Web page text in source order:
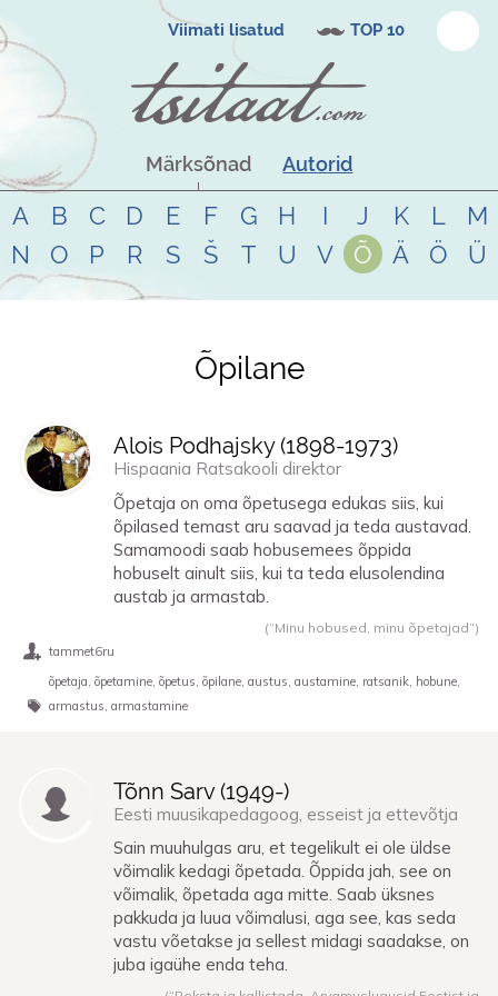
Viimati lisatud TOP 10
Märksõnad Autorid
A B C D E F G H I J K L
M
N
O P R S Š T U V Õ Ä Ö Ü
Tsitaadid teemalõpilane
Õpilane
Alois Podhajsky (1898-1973)
Hispaania Ratsakooli direktor
Õpetaja on oma õpetusega edukas siis, kui
õpilased temast aru saavad ja teda austavad.
Samamoodi saab hobusemees õppida
hobuselt ainult siis, kui ta teda elusolendina
austab ja armastab.
(“Minu hobused, minu õpetajad”)
tammet6ru
õpetaja õpetamine õpetus õpilane austus austamine ratsanik hobune
armastus armastamine
Tõnn Sarv (1949-)
Eesti muusikapedagoog, esseist ja ettevõtja
Sain muuhulgas aru, et tegelikult ei ole üldse
võimalik kedagi õpetada. Õppida jah, see on
võimalik, õpetada aga mitte. Saab üksnes
pakkuda ja luua võimalusi, aga see, kas seda
vastu võetakse ja sellest midagi saadakse, on
juba igaühe enda teha.